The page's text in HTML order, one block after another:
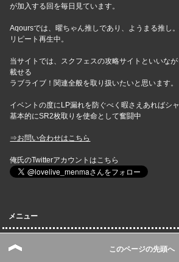
が加入する回を毎日見ています。
Aqoursでは、曜ちゃん推しであり、ようまる推し
リピート再生中。
当サイトでは、スクフェスの攻略サイトといいな
載せる
ラブライブ！関連全般を取り扱いたいと思います。
イベントの度にLP漏れを防ぐべく暇さえあればシ
基本的にSR2枚取りを使命として奮闘中
⇒お問い合わせはこちら
俺氏のTwitterアカウントはこちら
メニュー
このページの先頭へ